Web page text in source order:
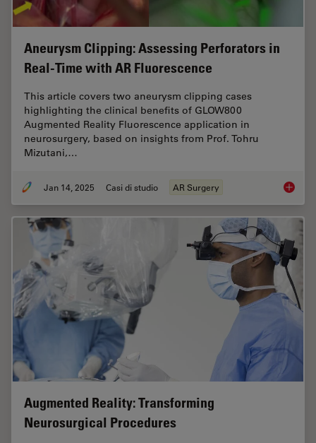
Aneurysm Clipping: Assessing Perforators in
Real-Time with AR Fluorescence
This article covers two aneurysm clipping cases
highlighting the clinical benefits of GLOW800
Augmented Reality Fluorescence application in
neurosurgery, based on insights from Prof. Tohru
Mizutani,…
Jan 14, 2025 Casi di studio AR Surgery
Augmented Reality: Transforming
Neurosurgical Procedures